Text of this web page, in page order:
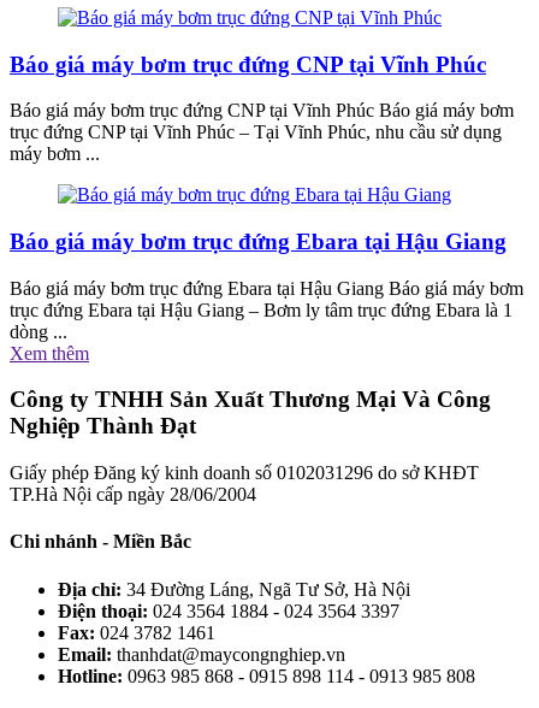
Báo giá máy bơm trục đứng CNP tại Vĩnh Phúc
Báo giá máy bơm trục đứng CNP tại Vĩnh Phúc Báo giá máy bơm
trục đứng CNP tại Vĩnh Phúc – Tại Vĩnh Phúc, nhu cầu sử dụng
máy bơm ...
Báo giá máy bơm trục đứng Ebara tại Hậu Giang
Báo giá máy bơm trục đứng Ebara tại Hậu Giang Báo giá máy bơm
trục đứng Ebara tại Hậu Giang – Bơm ly tâm trục đứng Ebara là 1
dòng ...
Xem thêm
Công ty TNHH Sản Xuất Thương Mại Và Công
Nghiệp Thành Đạt
Giấy phép Đăng ký kinh doanh số 0102031296 do sở KHĐT
TP.Hà Nội cấp ngày 28/06/2004
Chi nhánh - Miền Bắc
Địa chỉ: 34 Đường Láng, Ngã Tư Sở, Hà Nội
Điện thoại: 024 3564 1884 - 024 3564 3397
Fax: 024 3782 1461
Email: thanhdat@maycongnghiep.vn
Hotline: 0963 985 868 - 0915 898 114 - 0913 985 808